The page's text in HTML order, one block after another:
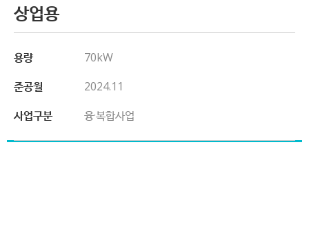
상업용
용량
70kW
준공월
2024.11
사업구분
융·복합사업